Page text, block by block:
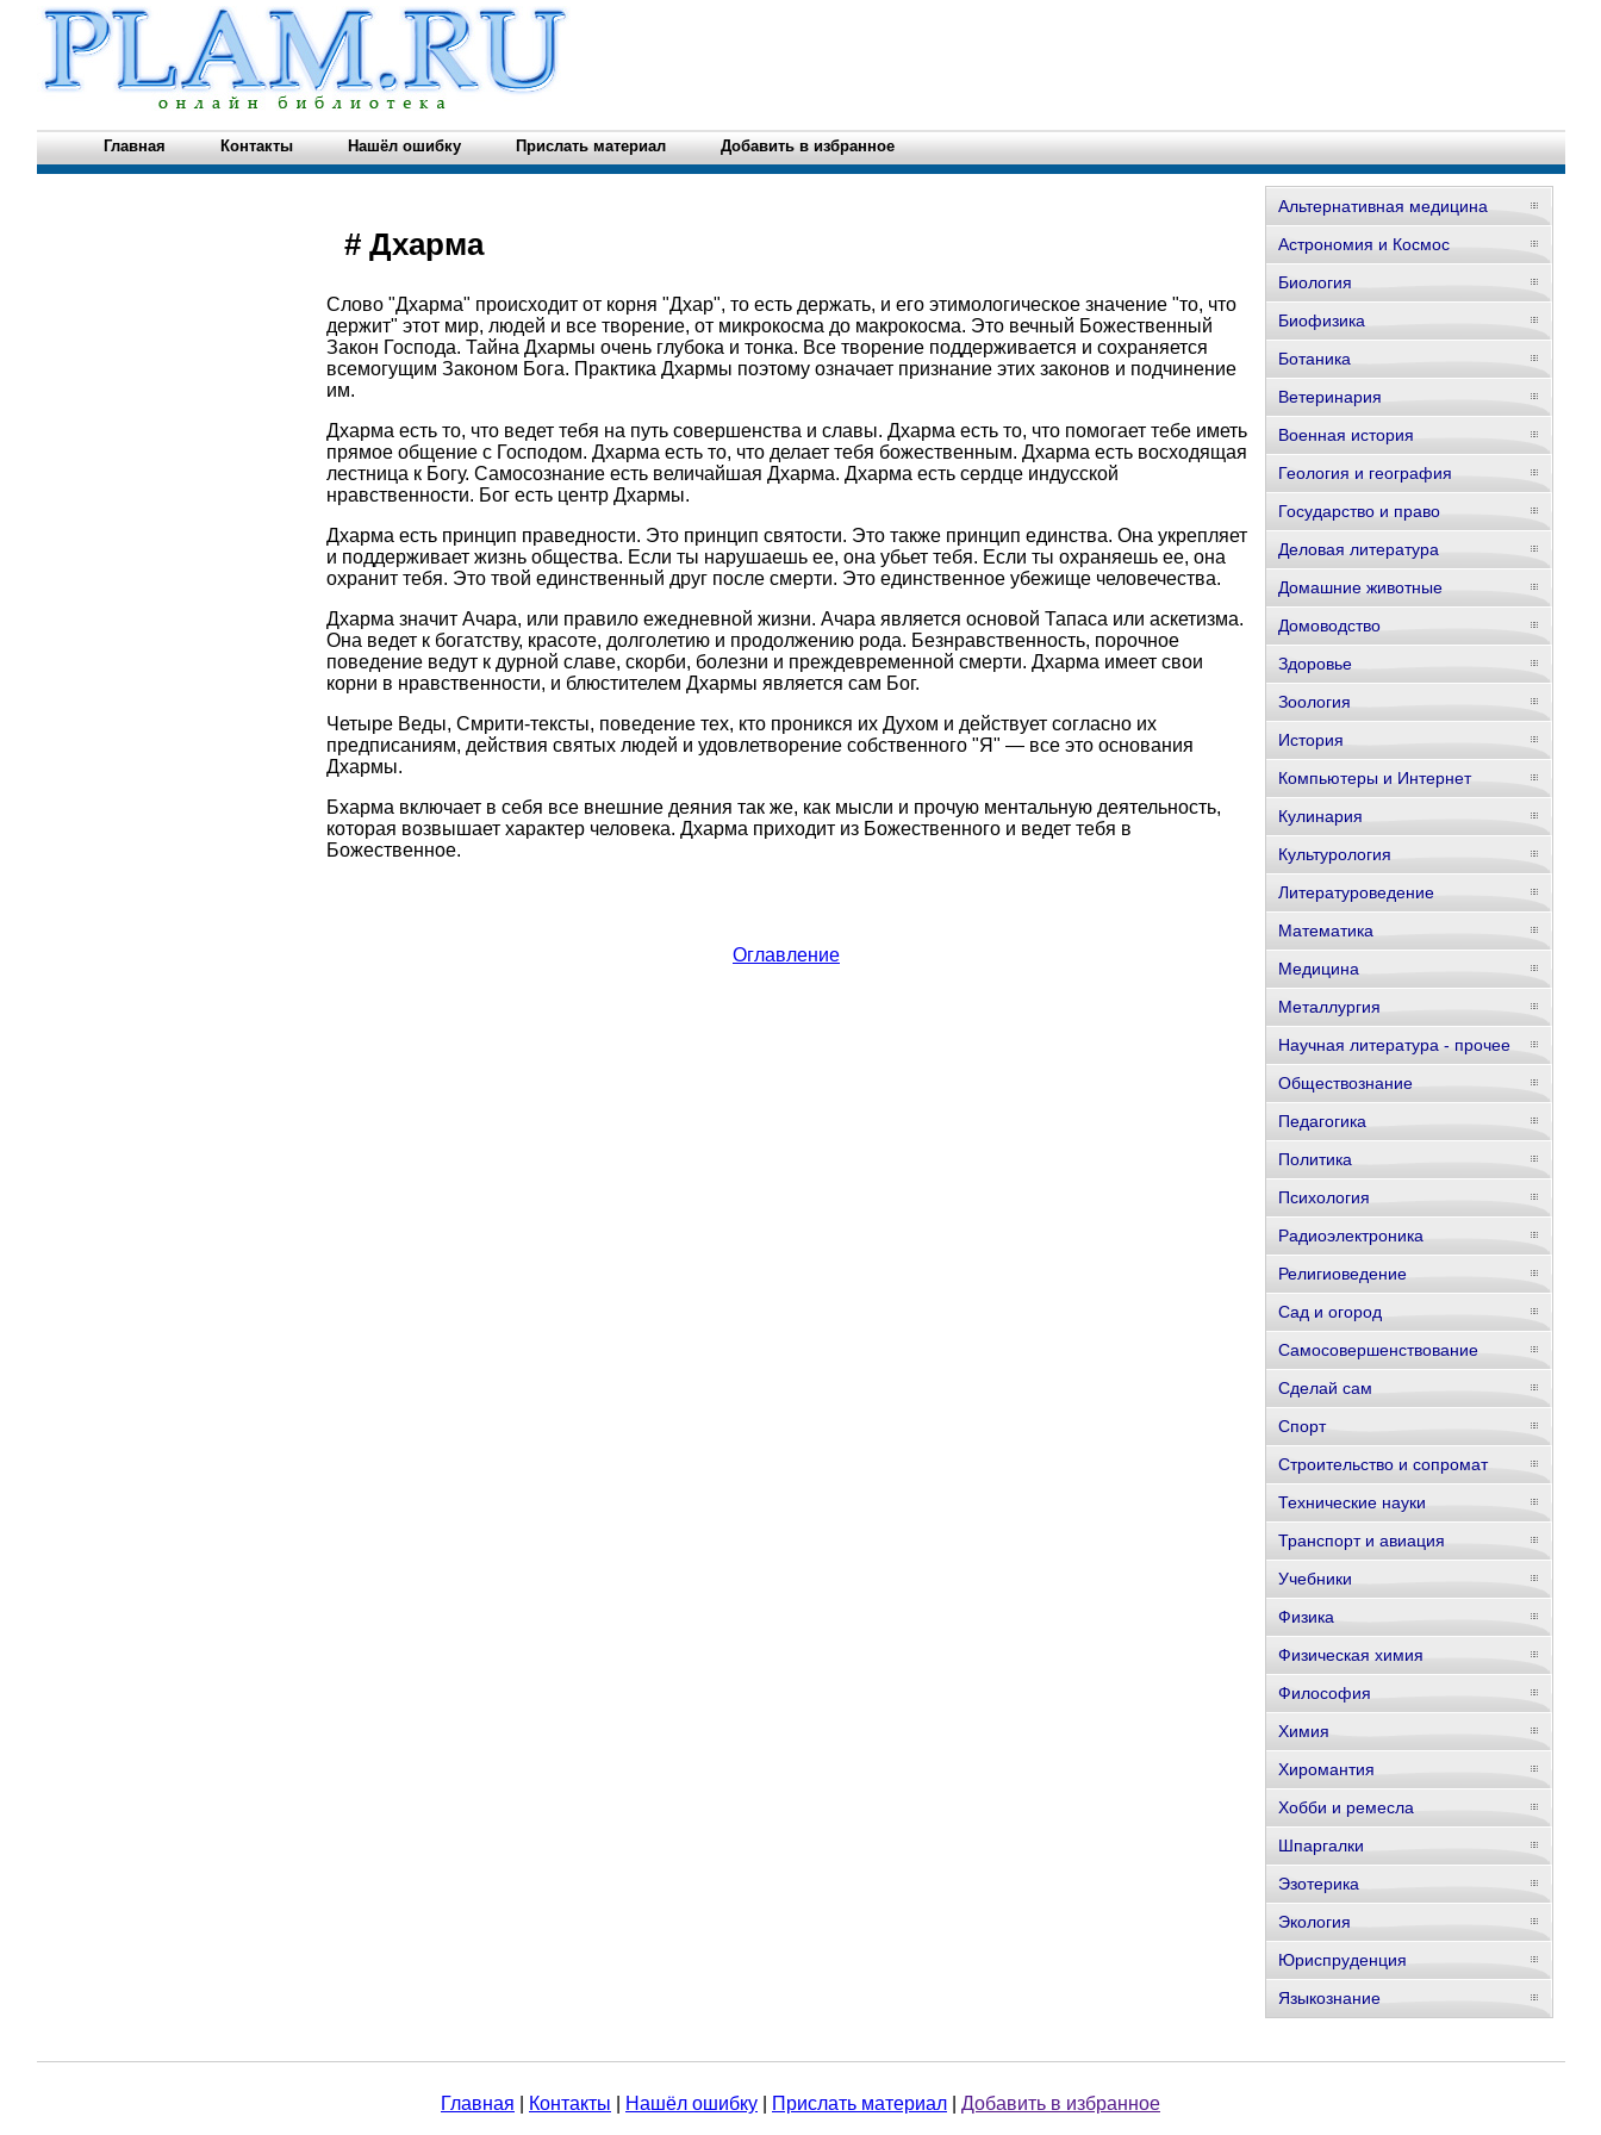
Главная Контакты Нашёл ошибку Прислать материал Добавить в избранное
# Дхарма
Слово "Дхарма" происходит от корня "Дхар", то есть держать, и его этимологическое значение "то, что
держит" этот мир, людей и все творение, от микрокосма до макрокосма. Это вечный Божественный
Закон Господа. Тайна Дхармы очень глубока и тонка. Все творение поддерживается и сохраняется
всемогущим Законом Бога. Практика Дхармы поэтому означает признание этих законов и подчинение
им.
Дхарма есть то, что ведет тебя на путь совершенства и славы. Дхарма есть то, что помогает тебе иметь
прямое общение с Господом. Дхарма есть то, что делает тебя божественным. Дхарма есть восходящая
лестница к Богу. Самосознание есть величайшая Дхарма. Дхарма есть сердце индусской
нравственности. Бог есть центр Дхармы.
Дхарма есть принцип праведности. Это принцип святости. Это также принцип единства. Она укрепляет
и поддерживает жизнь общества. Если ты нарушаешь ее, она убьет тебя. Если ты охраняешь ее, она
охранит тебя. Это твой единственный друг после смерти. Это единственное убежище человечества.
Дхарма значит Ачара, или правило ежедневной жизни. Ачара является основой Тапаса или аскетизма.
Она ведет к богатству, красоте, долголетию и продолжению рода. Безнравственность, порочное
поведение ведут к дурной славе, скорби, болезни и преждевременной смерти. Дхарма имеет свои
корни в нравственности, и блюстителем Дхармы является сам Бог.
Четыре Веды, Смрити-тексты, поведение тех, кто проникся их Духом и действует согласно их
предписаниям, действия святых людей и удовлетворение собственного "Я" — все это основания
Дхармы.
Бхарма включает в себя все внешние деяния так же, как мысли и прочую ментальную деятельность,
которая возвышает характер человека. Дхарма приходит из Божественного и ведет тебя в
Божественное.
Оглавление
Альтернативная медицина
Астрономия и Космос
Биология
Биофизика
Ботаника
Ветеринария
Военная история
Геология и география
Государство и право
Деловая литература
Домашние животные
Домоводство
Здоровье
Зоология
История
Компьютеры и Интернет
Кулинария
Культурология
Литературоведение
Математика
Медицина
Металлургия
Научная литература - прочее
Обществознание
Педагогика
Политика
Психология
Радиоэлектроника
Религиоведение
Сад и огород
Самосовершенствование
Сделай сам
Спорт
Строительство и сопромат
Технические науки
Транспорт и авиация
Учебники
Физика
Физическая химия
Философия
Химия
Хиромантия
Хобби и ремесла
Шпаргалки
Эзотерика
Экология
Юриспруденция
Языкознание
Главная Контакты Нашёл ошибку Прислать материал Добавить в избранное